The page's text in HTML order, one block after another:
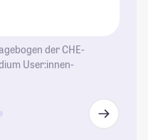
der CHE-
User:innen-